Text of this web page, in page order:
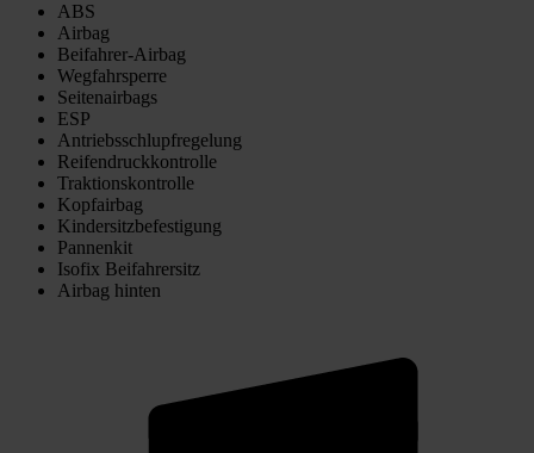
ABS
Airbag
Beifahrer-Airbag
Wegfahrsperre
Seitenairbags
ESP
Antriebsschlupfregelung
Reifendruckkontrolle
Traktionskontrolle
Kopfairbag
Kindersitzbefestigung
Pannenkit
Isofix Beifahrersitz
Airbag hinten